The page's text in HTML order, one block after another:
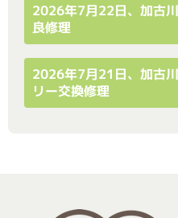
2026年7月22日、加古
良修理
2026年7月21日、加古
リー交換修理